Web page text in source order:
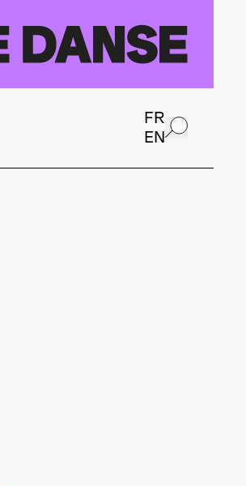
FR
EN